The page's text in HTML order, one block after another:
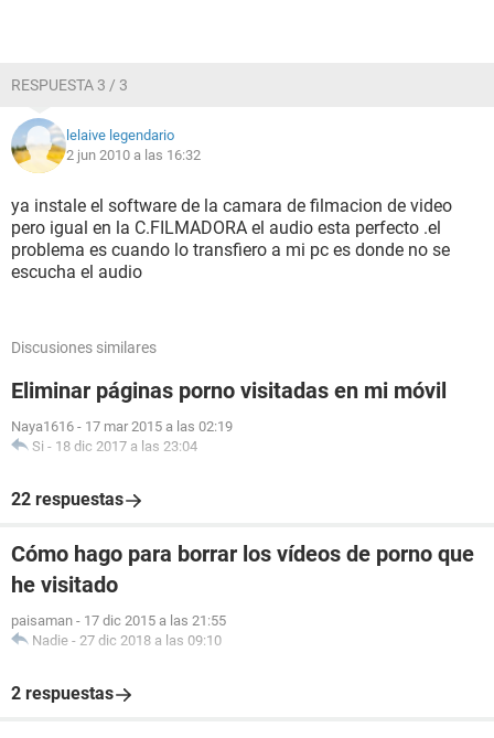
RESPUESTA 3 / 3
lelaive legendario
2 jun 2010 a las 16:32
ya instale el software de la camara de filmacion de video
pero igual en la C.FILMADORA el audio esta perfecto .el
problema es cuando lo transfiero a mi pc es donde no se
escucha el audio
Discusiones similares
Eliminar páginas porno visitadas en mi móvil
Naya1616 - 17 mar 2015 a las 02:19
Si - 18 dic 2017 a las 23:04
22 respuestas
Cómo hago para borrar los vídeos de porno que
he visitado
paisaman - 17 dic 2015 a las 21:55
Nadie - 27 dic 2018 a las 09:10
2 respuestas